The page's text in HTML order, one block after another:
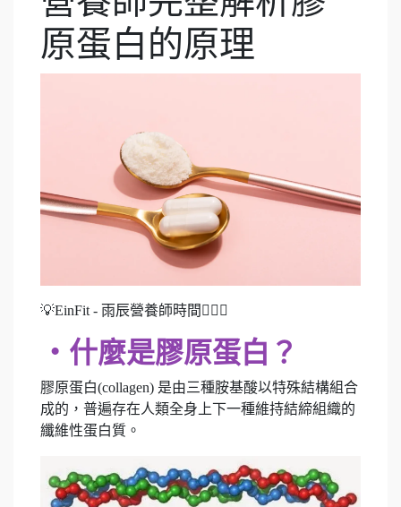
原蛋白的原理
💡EinFit - 雨辰營養師時間👩🏻‍⚕️
‧什麼是膠原蛋白？
膠原蛋白(collagen) 是由三種胺基酸以特殊結構組合
成的，普遍存在人類全身上下一種維持結締組織的
纖維性蛋白質。